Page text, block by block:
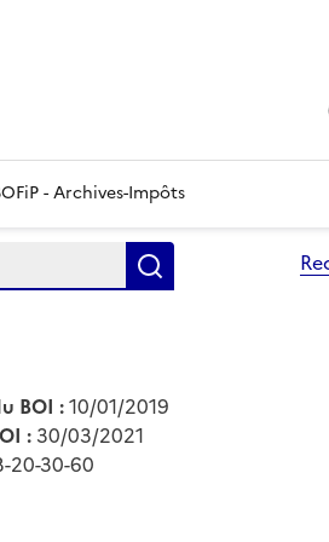
- Archives-Impôts
BOI :10/01/2019
: 30/03/2021
20-30-60